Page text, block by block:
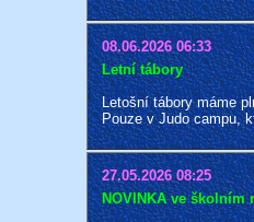
08.06.2026 06:33
Letní tábory
Letošní tábory máme
Pouze v Judo campu,
27.05.2026 08:25
NOVINKA ve školním